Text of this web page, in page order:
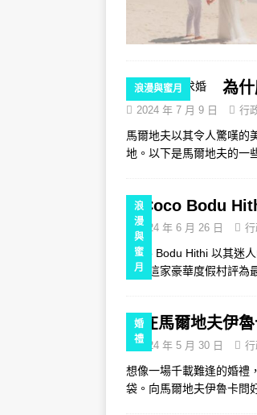
浪漫與蜜月 為
2024 年 7 月 9 日 行
馬爾地夫以其令人驚嘆的
地。以下是馬爾地夫的一
浪
漫
與
蜜
月
Coco Bodu
2024 年 6 月 26 日
Coco Bodu Hithi 以其迷
誌將這家豪華度假村評為
婚
禮
在馬爾地夫伊
2024 年 5 月 30 日
想像一場千載難逢的婚禮
袋。向馬爾地夫伊魯卡問